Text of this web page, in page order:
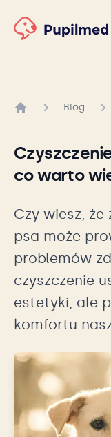
Blog
co warto
Czy wiesz, że
psa może
problemów
czyszczenie
estetyki, ale
komfortu